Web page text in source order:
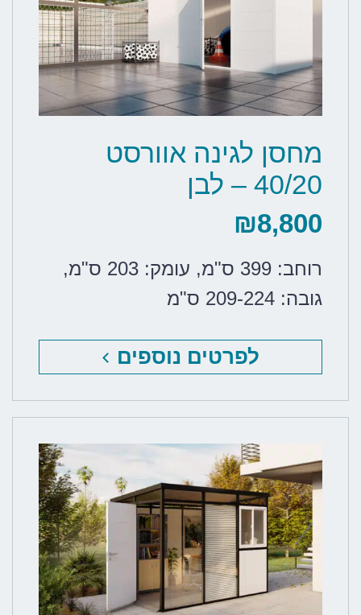
מחסן לגינה אוורסט
40/20 – לבן
₪8,800
רוחב: 399 ס"מ , עומק: 203 ס"מ
,
גובה: 209-224 ס"מ
לפרטים נוספים